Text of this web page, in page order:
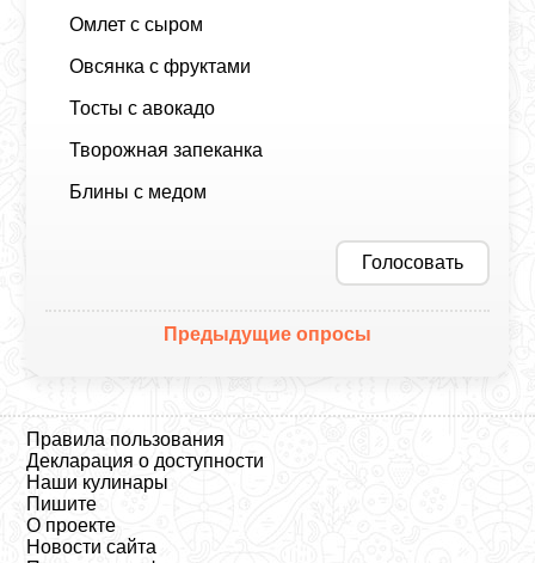
Омлет с сыром
Овсянка с фруктами
Тосты с авокадо
Творожная запеканка
Блины с медом
Голосовать
Предыдущие опросы
Правила пользования
Декларация о доступности
Наши кулинары
Пишите
О проекте
Новости сайта